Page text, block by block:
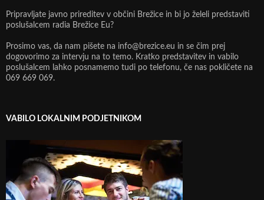
Pripravljate javno prireditev v občini Brežice in bi jo želeli predstaviti
poslušalcem radia Brežice Eu?
Prosimo vas, da nam pišete na info@brezice.eu in se čim prej
dogovorimo za intervju na to temo. Kratko predstavitev in vabilo
poslušalcem lahko posnamemo tudi po telefonu, če nas pokličete na
069 669 069.
VABILO LOKALNIM PODJETNIKOM